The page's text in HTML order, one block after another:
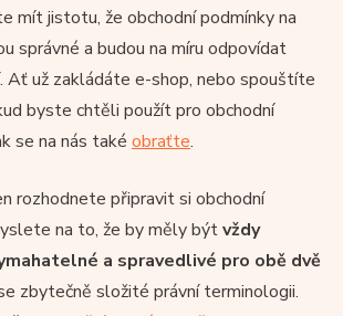
mít jistotu, že obchodní podmínky na
správné a budou na míru odpovídat
Ať už zakládáte e-shop, nebo spouštíte
byste chtěli použít pro obchodní
se na nás také obraťte.
rozhodnete připravit si obchodní
na to, že by měly býtvždy
a spravedlivé pro obě dvě
zbytečně složité právní terminologii.